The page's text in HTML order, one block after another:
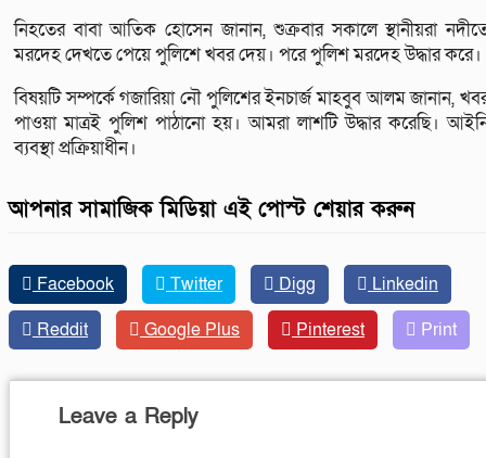
নিহতের বাবা আতিক হোসেন জানান, শুক্রবার সকা‌লে স্থানীয়রা
মর‌দেহ‌ দেখ‌তে পে‌য়ে পু‌লি‌শে খবর দেয়। প‌রে পু‌লিশ মর‌দেহ উদ্ধার ক‌রে।
বিষয়টি সম্পর্কে গজারিয়া নৌ পুলিশের ইনচার্জ মাহবুব আলম জানান,
পাওয়া মাত্রই পুলিশ পাঠানো হয়। আমরা লাশটি উদ্ধার করেছি।
ব্যবস্থা প্রক্রিয়াধীন।
আপনার সামাজিক মিডিয়া এই পোস্ট শেয়ার করুন
Facebook Twitter Digg
Linkedin
Reddit
Google Plus Pinterest Print
Leave a Reply